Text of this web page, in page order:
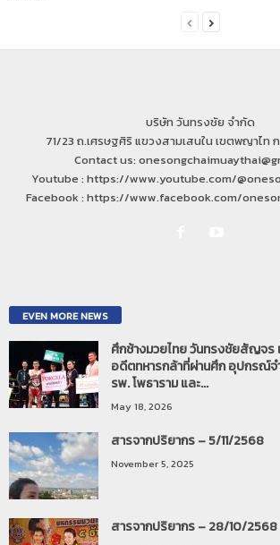
บริษัท วันทรงชัย จำกัด
71/23 ถ.เศรษฐศิริ แขวงสามเสนใน เขตพญาไท
Contact us:
Youtube : https://www.youtube.com/
Facebook : https://www.facebook.com/
EVEN MORE NEWS
ศึกช้างมวยไทย วันทรงชัยสัญจร
อดีตทหารกล้าที่ผ่านศึก อุปกรณ์จ
รพ. โพธาราม และ...
May 18, 2026
สารจากปริยากร – 5/11/2568
November 5, 2025
สารจากปริยากร – 28/10/2568